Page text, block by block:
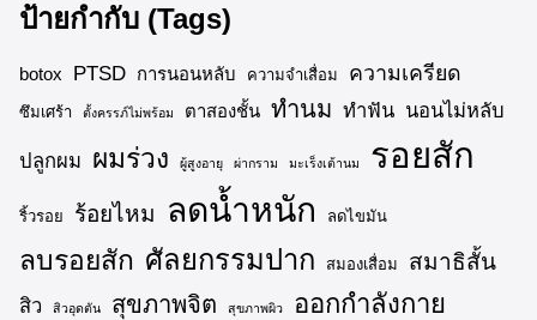
ป้ายกำกับ (Tags)
botox PTSD การนอนหลับ ความจำเสื่อม ความเครียด
ซึมเศร้า ตั้งครรภ์ไม่พร้อม ตาสองชั้น ทำนม ทำฟัน นอนไม่หลับ
ปลูกผม ผมร่วง ผู้สูงอายุ ผ่ากราม มะเร็งเต้านม รอยสัก
ริ้วรอย ร้อยไหม ลดน้ำหนัก ลดไขมัน
ลบรอยสัก ศัลยกรรมปาก สมองเสื่อม สมาธิสั้น
สิว สิวอุดตัน สุขภาพจิต สุขภาพผิว ออกกำลังกาย